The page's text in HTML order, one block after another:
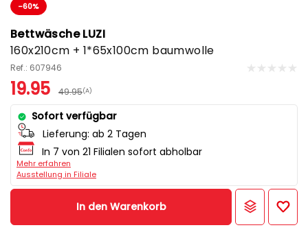
-60%
Bettwäsche LUZI
160x210cm + 1*65x100cm baumwolle
Ref.: 607946
19.95 49.95(A)
Sofort verfügbar
Lieferung: ab 2 Tagen
In 7 von 21 Filialen sofort abholbar
Mehr erfahren
Ausstellung in Filiale
In den Warenkorb